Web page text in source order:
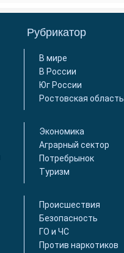
Рубрикатор
В мире
В России
Юг России
Ростовская область
Экономика
Аграрный сектор
Потребрынок
Туризм
Происшествия
Безопасность
ГО и ЧС
Против наркотиков